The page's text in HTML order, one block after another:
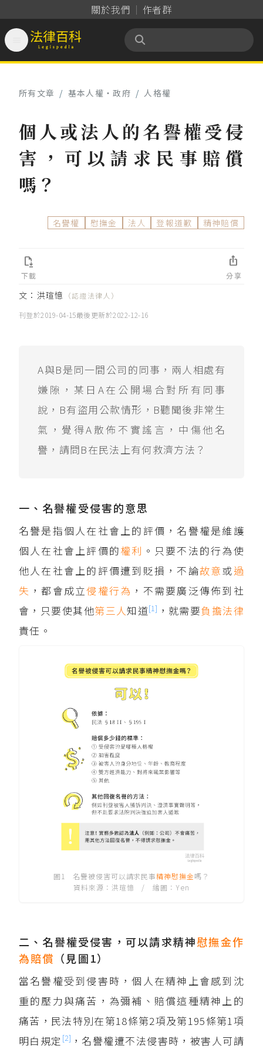
關於我們 作者群
法律百科 Legispedia
所有文章 / 基本人權‧政府 / 人格權
個人或法人的名譽權受侵
害，可以請求民事賠償
嗎？
名譽權 慰撫金 法人 登報道歉 精神賠償
文： 洪瑄憶
（認證法律人）
刊登於2019-04-15最後更新於2022-12-16
A與B是同一間公司的同事，兩人相處有
嫌隙，某日A在公開場合對所有同事
說，B有盜用公款情形，B聽聞後非常生
氣，覺得A散佈不實謠言，中傷他名
譽，請問B在民法上有何救濟方法？
一、名譽權受侵害的意思
名譽是指個人在社會上的評價，名譽權是維護
個人在社會上評價的權利 。只要不法的行為使
他人在社會上的評價遭到貶損，不論故意或過
失 ，都會成立侵權行為 ，不需要廣泛傳佈到社
會，只要使其他第三人知道[1] ，就需要負擔法律
責任。
圖1 名譽被侵害可以請求民事精神慰撫金嗎？
資料來源：洪瑄憶 / 繪圖：Yen
二、名譽權受侵害，可以請求精神慰撫金作
為賠償 （見圖1）
當名譽權受到侵害時，個人在精神上會感到沈
重的壓力與痛苦，為彌補、賠償這種精神上的
痛苦，民法特別在第18條第2項及第195條第1項
明白規定 [2] ，名譽權遭不法侵害時，被害人可請
下載

分享
